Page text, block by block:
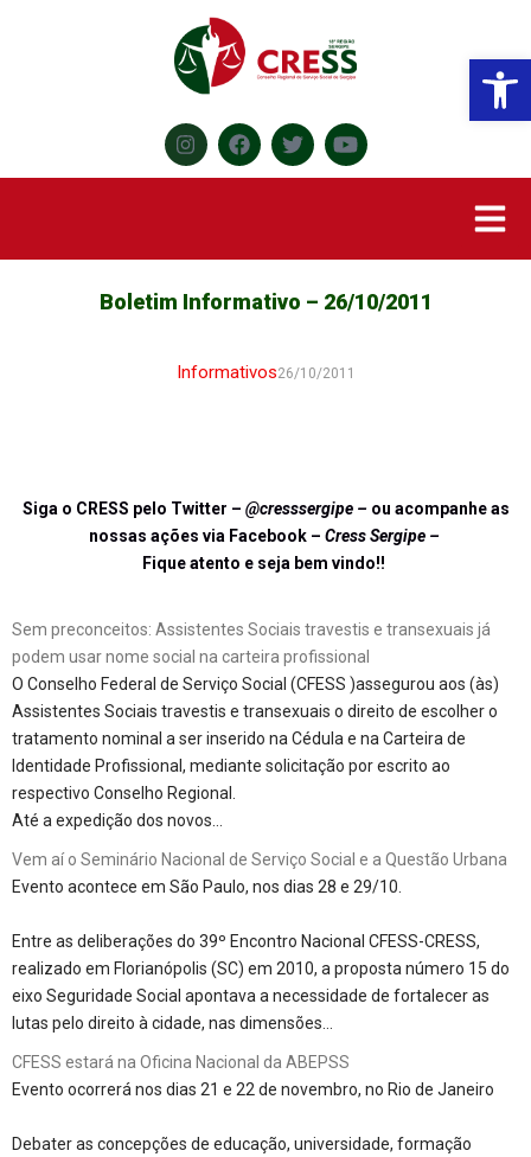
Boletim Informativo – 26/10/2011
Informativos26/10/2011
Siga o CRESS pelo Twitter – @cresssergipe –ou acompanhe as
nossas ações via Facebook – Cress Sergipe –
Fique atento e seja bem vindo!!
Sem preconceitos: Assistentes Sociais travestis e transexuais já
podem usar nome social na carteira profissional
O Conselho Federal de Serviço Social (CFESS )assegurou aos (às)
Assistentes Sociais travestis e transexuais o direito de escolher o
tratamento nominal a ser inserido na Cédula e na Carteira de
Identidade Profissional, mediante solicitação por escrito ao
respectivo Conselho Regional.
Até a expedição dos novos…
Vem aí o Seminário Nacional de Serviço Social e a Questão Urbana
Evento acontece em São Paulo, nos dias 28 e 29/10.
Entre as deliberações do 39º Encontro Nacional CFESS-CRESS,
realizado em Florianópolis (SC) em 2010, a proposta número 15 do
eixo Seguridade Social apontava a necessidade de fortalecer as
lutas pelo direito à cidade, nas dimensões…
CFESS estará na Oficina Nacional da ABEPSS
Evento ocorrerá nos dias 21 e 22 de novembro, no Rio de Janeiro
Debater as concepções de educação, universidade, formação